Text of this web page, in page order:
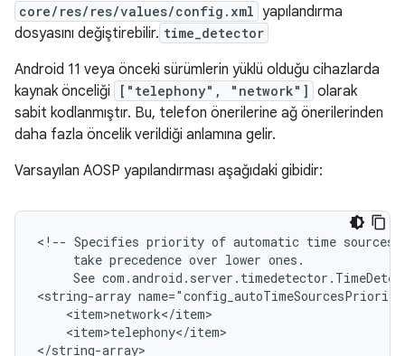
core/res/res/values/config.xml yapılandırma
dosyasını değiştirebilir. time_detector
Android 11 veya önceki sürümlerin yüklü olduğu cihazlarda
kaynak önceliği
["telephony", "network"] olarak
sabit kodlanmıştır. Bu, telefon önerilerine ağ önerilerinden
daha fazla öncelik verildiği anlamına gelir.
Varsayılan AOSP yapılandırması aşağıdaki gibidir:
<!-- Specifies priority of automatic time
     take precedence over lower ones.
See
<string-array
    <item>network</item>
    <item>telephony</item>